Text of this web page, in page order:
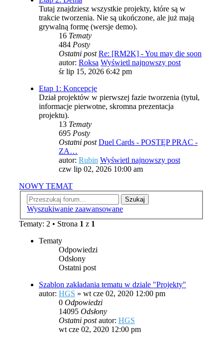
Tutaj znajdziesz wszystkie projekty, które są w
trakcie tworzenia. Nie są ukończone, ale już mają
grywalną formę (wersje demo).
16 Tematy
484 Posty
Ostatni post Re: [RM2K] - You may die soon
autor: Roksa Wyświetl najnowszy post
śr lip 15, 2026 6:42 pm
Etap 1: Koncepcje
Dział projektów w pierwszej fazie tworzenia (tytuł,
informacje pierwotne, skromna prezentacja
projektu).
13 Tematy
695 Posty
Ostatni post Duel Cards - POSTĘP PRAC -
ZA…
autor: Rubin Wyświetl najnowszy post
czw lip 02, 2026 10:00 am
NOWY TEMAT
Szukaj
Wyszukiwanie zaawansowane
Tematy: 2 • Strona 1 z 1
Tematy
Odpowiedzi
Odsłony
Ostatni post
Szablon zakładania tematu w dziale "Projekty"
autor: HGS » wt cze 02, 2020 12:00 pm
0 Odpowiedzi
14095 Odsłony
Ostatni postautor: HGS
wt cze 02, 2020 12:00 pm